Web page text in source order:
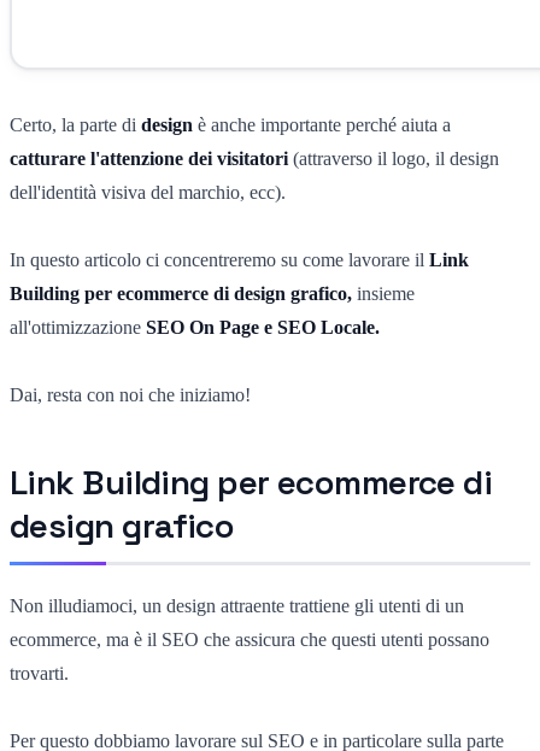
Certo, la parte di design è anche importante perché aiuta a
catturare l'attenzione dei visitatori (attraverso il logo, il design
dell'identità visiva del marchio, ecc).
In questo articolo ci concentreremo su come lavorare il Link
Building per ecommerce di design grafico, insieme
all'ottimizzazione SEO On Page e SEO Locale.
Dai, resta con noi che iniziamo!
Link Building per ecommerce di
design grafico
Non illudiamoci, un design attraente trattiene gli utenti di un
ecommerce, ma è il SEO che assicura che questi utenti possano
trovarti.
Per questo dobbiamo lavorare sul SEO e in particolare sulla parte